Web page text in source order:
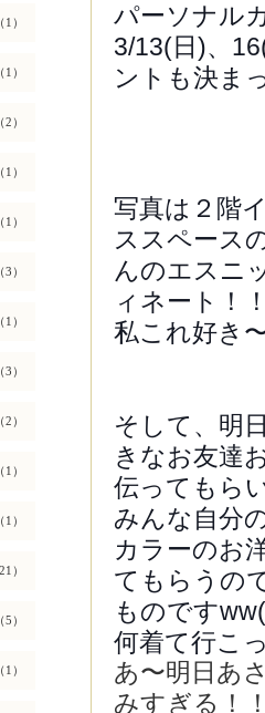
）
）
）
）
）
）
）
）
）
）
）
）
）
）
パーソナル
3/13(日)、
ントも決ま
写真は２階
ススペース
んのエスニ
ィネート！
私これ好き
そして、明
きなお友達
伝ってもら
みんな自分
カラーのお
てもらうの
ものです
何着て行こ
あ〜明日あ
みすぎる！